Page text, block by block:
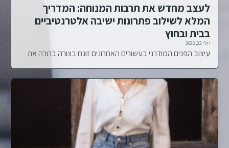
לעצב מחדש את תרבות המנוחה: המדריך
המלא לשילוב פתרונות ישיבה אלטרנטיביים
בבית ובחוץ
יולי 22, 2026
עיצוב הפנים המודרני בעשורים האחרונים זונח בצורה ברורה את